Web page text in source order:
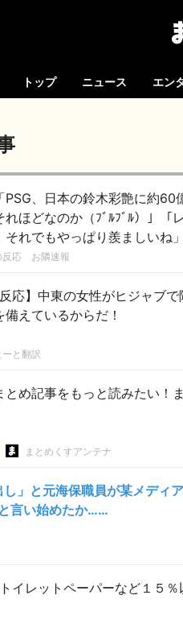
トップ ニュース エン
PSG、日本の鈴木彩艶に約
れほどなのか（ﾌﾞﾙﾌﾞﾙ）」「
それでもやっぱり羨ましいね」
反応 お隣速報
反応】中東の女性がヒジャブ
備えているからだ！
ーと翻訳
とめ記事をもっと読みたい！
まとめくすアンテナ
し」と元海保職員が某メディ
言い始めたか……
トイレットペーパーなど１５